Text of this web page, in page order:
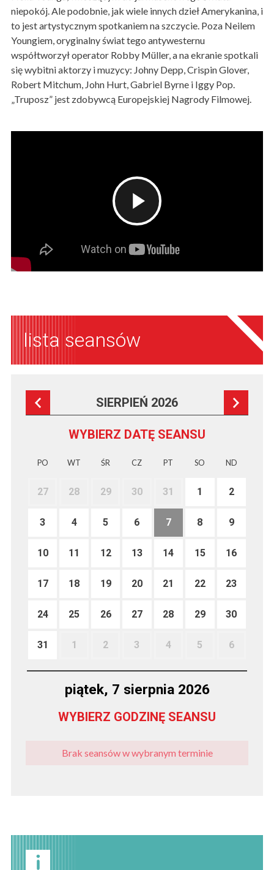
niepokój. Ale podobnie, jak wiele innych dzieł Amerykanina, i
to jest artystycznym spotkaniem na szczycie. Poza Neilem
Youngiem, oryginalny świat tego antywesternu
współtworzył operator Robby Müller, a na ekranie spotkali
się wybitni aktorzy i muzycy: Johny Depp, Crispin Glover,
Robert Mitchum, John Hurt, Gabriel Byrne i Iggy Pop.
„Truposz” jest zdobywcą Europejskiej Nagrody Filmowej.
lista seansów
SIERPIEŃ 2026
WYBIERZ DATĘ SEANSU
PO WT ŚR CZ PT SO ND
27 28 29 30 31 1 2
3 4 5 6 7 8 9
10 11 12 13 14 15 16
17 18 19 20 21 22 23
24 25 26 27 28 29 30
31 1 2 3 4 5 6
piątek, 7 sierpnia 2026
WYBIERZ GODZINĘ SEANSU
Brak seansów w wybranym terminie